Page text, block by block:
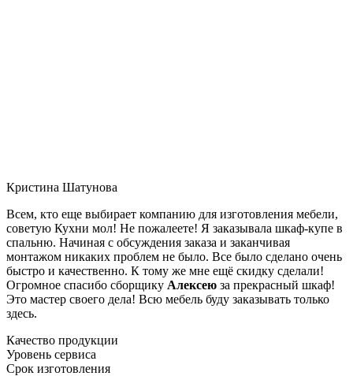
Кристина Шатунова
Всем, кто еще выбирает компанию для изготовления мебели,
советую Кухни мол! Не пожалеете! Я заказывала шкаф-купе в
спальню. Начиная с обсуждения заказа и заканчивая
монтажом никаких проблем не было. Все было сделано очень
быстро и качественно. К тому же мне ещё скидку сделали!
Огромное спасибо сборщику Алексею за прекрасный шкаф!
Это мастер своего дела! Всю мебель буду заказывать только
здесь.
Качество продукции
Уровень сервиса
Срок изготовления